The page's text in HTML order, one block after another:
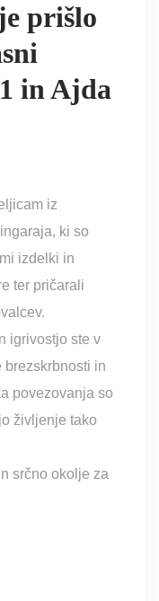
prišlo
in Ajda
iz
ki so
izdelki in
ter pričarali
igrivostjo ste v
brezskrbnosti in
povezovanja so
življenje tako
srčno okolje za